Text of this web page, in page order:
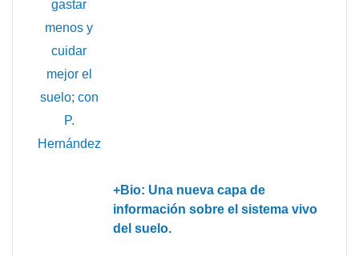
+Bio: Una nueva capa de
información sobre el sistema vivo
del suelo.